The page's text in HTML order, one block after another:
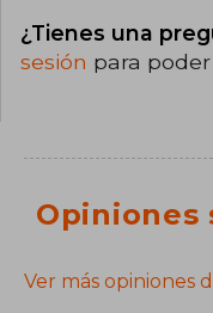
¿Tienes una
sesión para
Opiniones
Ver más opiniones